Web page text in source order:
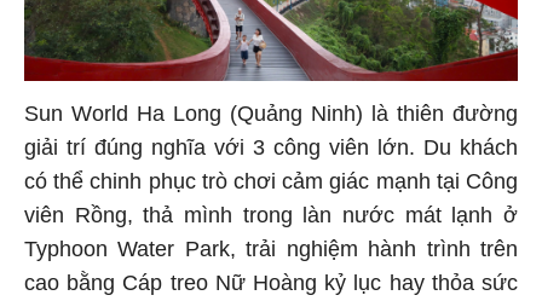
Sun World Ha Long (Quảng Ninh) là thiên đường
giải trí đúng nghĩa với 3 công viên lớn. Du khách
có thể chinh phục trò chơi cảm giác mạnh tại Công
viên Rồng, thả mình trong làn nước mát lạnh ở
Typhoon Water Park, trải nghiệm hành trình trên
cao bằng Cáp treo Nữ Hoàng kỷ lục hay thỏa sức